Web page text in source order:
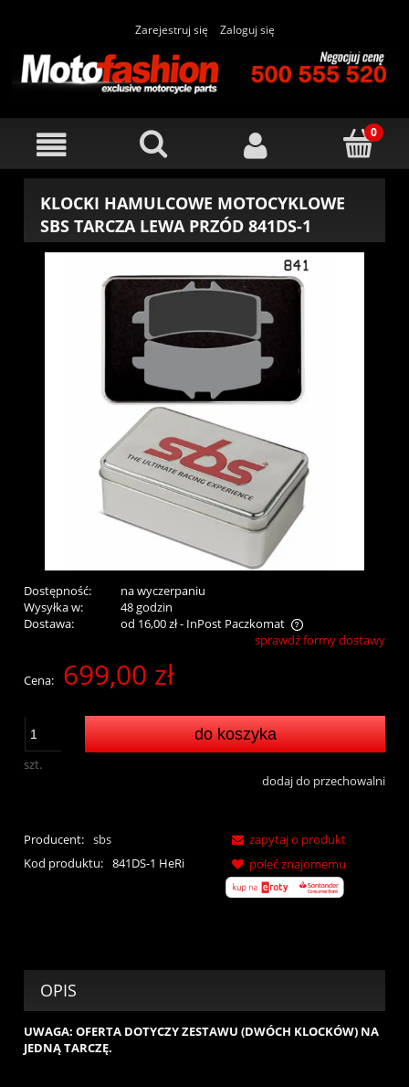
Zarejestruj się Zaloguj się
KLOCKI HAMULCOWE MOTOCYKLOWE
SBS TARCZA LEWA PRZÓD 841DS-1
Dostępność:
na wyczerpaniu
Wysyłka w:
48 godzin
Dostawa:
od 16,00 zł- InPost Paczkomat
Cena nie zawiera ewentualnych kosztów płatnościsprawdź formy dostawy
Cena: 699,00 zł
szt.
do koszyka
dodaj do przechowalni
Producent: sbs
Kod produktu: 841DS-1 HeRi
zapytaj o produkt
poleć znajomemu
OPIS
UWAGA: OFERTA DOTYCZY ZESTAWU (DWÓCH KLOCKÓW) NA
JEDNĄ TARCZĘ.